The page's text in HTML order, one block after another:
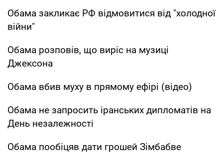
Обама закликає РФ відмовитися від "холодної
війни"
Обама розповів, що виріс на музиці
Джексона
Обама вбив муху в прямому ефірі (відео)
Обама не запросить іранських дипломатів на
День незалежності
Обама пообіцяв дати грошей Зімбабве